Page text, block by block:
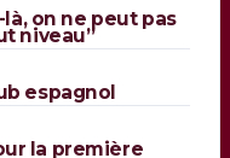
là, on ne peut pas
niveau”
espagnol
la première